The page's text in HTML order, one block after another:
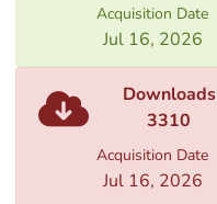
Acquisition Date
Jul 16, 2026
Downloads
3310
Acquisition Date
Jul 16, 2026